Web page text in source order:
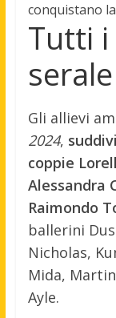
conquistano
Tutti i
Gli allievi
2024,
coppie
Alessandra
Raimondo
ballerini
Nicholas,
Mida,
Ayle.